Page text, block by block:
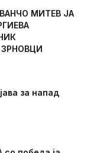
МИТЕВ ЈА
за напад